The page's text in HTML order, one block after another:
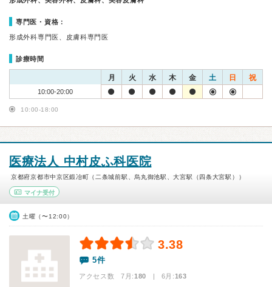
専門医・資格：
形成外科専門医、皮膚科専門医
診療時間
月 火 水 木 金 土 日 祝
10:00-20:00
10:00-18:00
医療法人 中村皮ふ科医院
京都府京都市中京区鍛冶町（二条城前駅、烏丸御池駅、大宮駅（四条大宮駅））
マイナ受付
土曜（〜12:00）
3.38
5件
アクセス数 7月:180 | 6月:163